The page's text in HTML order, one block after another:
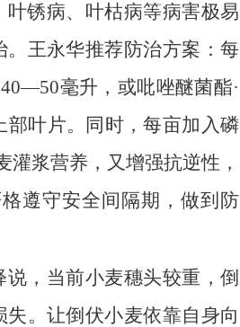
锈病、叶枯病等病害极易
王永华推荐防治方案：每
毫升，或吡唑醚菌酯·
叶片。同时，每亩加入磷
浆营养，又增强抗逆性，
遵守安全间隔期，做到防
，当前小麦穗头较重，倒
。让倒伏小麦依靠自身向